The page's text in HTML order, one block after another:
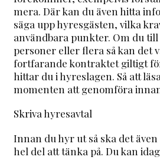
mera. Där kan du även hitta
säga upp hyresgästen, vilka
användbara punkter. Om du
personer eller flera så kan det
fortfarande kontraktet giltigt
hittar du i hyreslagen. Så att
momenten att genomföra
Skriva hyresavtal
Innan du hyr ut så ska det
hel del att tänka på. Du kan